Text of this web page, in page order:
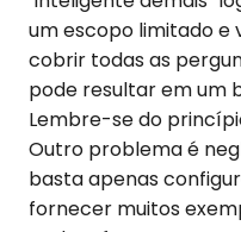
um escopo limitado e
cobrir todas as
pode resultar em um
Lembre-se do
Outro problema é
basta apenas
fornecer muitos